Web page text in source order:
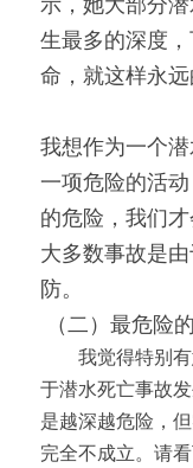
生最多的深度
命，就这样永远
我想作为一个
一项危险的活
的危险，我们
大多数事故是
防。
（二）最危险
我觉得特别有
于潜水死亡事故
是越深越危险，
完全不成立。请看